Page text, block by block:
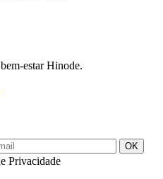
estar Hinode.
OK
Privacidade